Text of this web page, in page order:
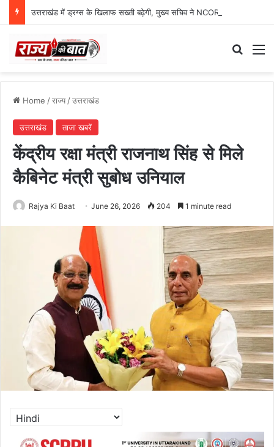
Home /राज्य/उत्तराखंड
उत्तराखंड ताजा खबरें
केंद्रीय रक्षा मंत्री राजनाथ सिंह से मिले
कैबिनेट मंत्री सुबोध उनियाल
Rajya Ki Baat June 26, 2026 204 1 minute read